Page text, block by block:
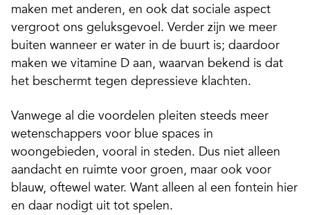
maken met anderen, en ook dat sociale aspect
vergroot ons geluksgevoel. Verder zijn we meer
buiten wanneer er water in de buurt is; daardoor
maken we vitamine D aan, waarvan bekend is dat
het beschermt tegen depressieve klachten.
Vanwege al die voordelen pleiten steeds meer
wetenschappers voor blue spaces in
woongebieden, vooral in steden. Dus niet alleen
aandacht en ruimte voor groen, maar ook voor
blauw, oftewel water. Want alleen al een fontein hier
en daar nodigt uit tot spelen.